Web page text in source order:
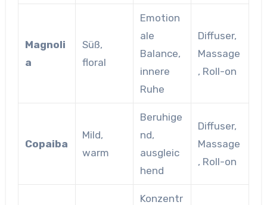
Magnoli
a
Süß,
floral
Emotion
ale
Balance,
innere
Ruhe
Diffuser,
Massage
, Roll-on
Copaiba
Mild,
warm
Beruhige
nd,
ausgleic
hend
Diffuser,
Massage
, Roll-on
Konzentr